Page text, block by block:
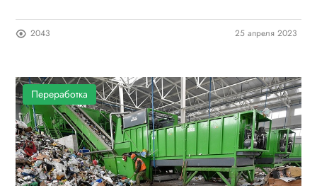
2043 25 апреля 2023
Переработка